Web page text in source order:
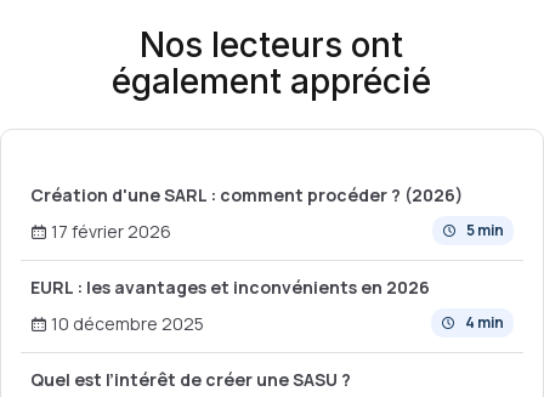
Nos lecteurs ont
également apprécié
Création d'une SARL : comment procéder ? (2026)
5 min
17 février 2026
EURL : les avantages et inconvénients en 2026
4 min
10 décembre 2025
Quel est l’intérêt de créer une SASU ?